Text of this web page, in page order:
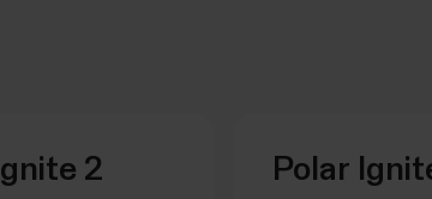
2 Polar